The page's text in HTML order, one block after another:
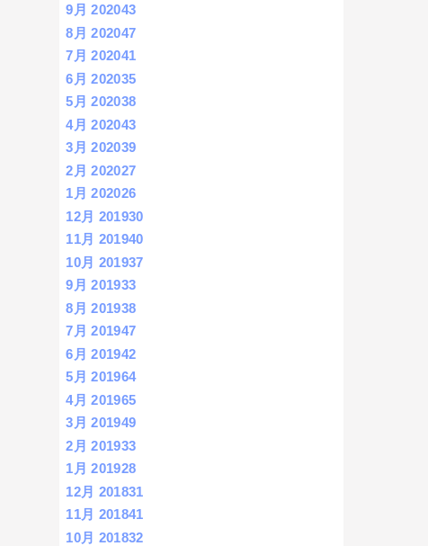
9月 202043
8月 202047
7月 202041
6月 202035
5月 202038
4月 202043
3月 202039
2月 202027
1月 202026
12月 201930
11月 201940
10月 201937
9月 201933
8月 201938
7月 201947
6月 201942
5月 201964
4月 201965
3月 201949
2月 201933
1月 201928
12月 201831
11月 201841
10月 201832